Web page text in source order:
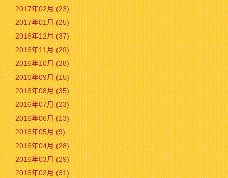
2017年02月 (23)
2017年01月 (25)
2016年12月 (37)
2016年11月 (29)
2016年10月 (28)
2016年09月 (15)
2016年08月 (35)
2016年07月 (23)
2016年06月 (13)
2016年05月 (9)
2016年04月 (28)
2016年03月 (29)
2016年02月 (31)